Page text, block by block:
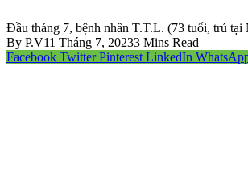
Đầu tháng 7, bệnh nhân T.T.L. (73 tuổi, trú
By P.V11 Tháng 7, 20233 Mins Read
Facebook Twitter Pinterest LinkedIn